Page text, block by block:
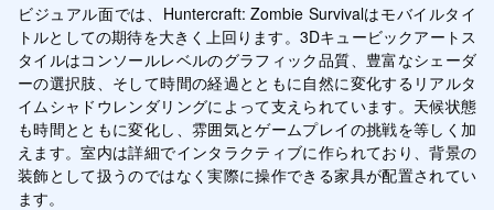
ビジュアル面では、Huntercraft: Zombie Survivalはモバイルタイ
トルとしての期待を大きく上回ります。3Dキュービックアートス
タイルはコンソールレベルのグラフィック品質、豊富なシェーダ
ーの選択肢、そして時間の経過とともに自然に変化するリアルタ
イムシャドウレンダリングによって支えられています。天候状態
も時間とともに変化し、雰囲気とゲームプレイの挑戦を等しく加
えます。室内は詳細でインタラクティブに作られており、背景の
装飾として扱うのではなく実際に操作できる家具が配置されてい
ます。